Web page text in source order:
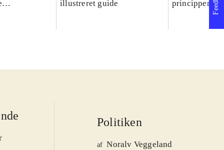
illustreret guide
principper og
Politiken
af Noralv Veggeland